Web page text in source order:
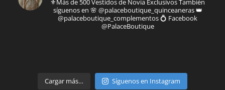
⚜️Más de 500 Vestidos de Novia ExclusivosTambién
síguenos en 🌸 @palaceboutique_quinceaneras👑
@palaceboutique_complementos💍 Facebook
@PalaceBoutique
Parte de
Cargar más… Síguenos en Instagram